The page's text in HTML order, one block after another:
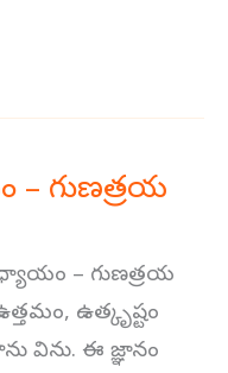
– గుణత్రయ
– గుణత్రయ
ఉత్కృష్టం
విను. ఈ జ్ఞానం